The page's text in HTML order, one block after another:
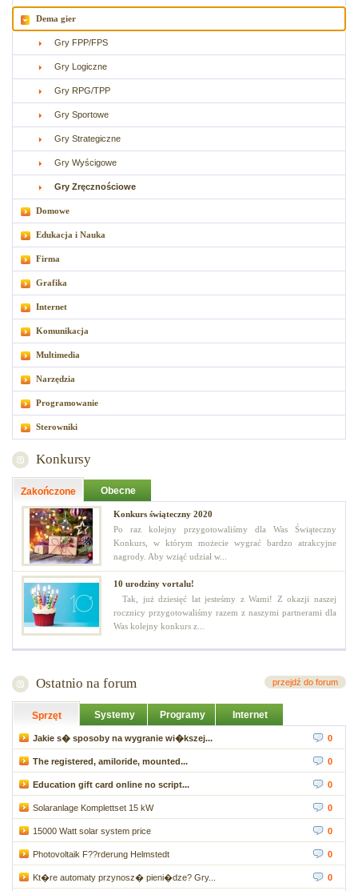
Dema gier
Gry FPP/FPS
Gry Logiczne
Gry RPG/TPP
Gry Sportowe
Gry Strategiczne
Gry Wyścigowe
Gry Zręcznościowe
Domowe
Edukacja i Nauka
Firma
Grafika
Internet
Komunikacja
Multimedia
Narzędzia
Programowanie
Sterowniki
Konkursy
Zakończone Obecne
Konkurs świąteczny 2020
Po raz kolejny przygotowaliśmy dla Was Świąteczny
Konkurs, w którym możecie wygrać bardzo atrakcyjne
nagrody. Aby wziąć udział w...
10 urodziny vortalu!
Tak, już dziesięć lat jesteśmy z Wami! Z okazji naszej
rocznicy przygotowaliśmy razem z naszymi partnerami dla
Was kolejny konkurs z...
Ostatnio na forum przejdź do forum
Sprzęt Systemy Programy Internet
Jakie s� sposoby na wygranie wi�kszej... 0
The registered, amiloride, mounted... 0
Education gift card online no script... 0
Solaranlage Komplettset 15 kW 0
15000 Watt solar system price 0
Photovoltaik F??rderung Helmstedt 0
Kt�re automaty przynosz� pieni�dze? Gry... 0